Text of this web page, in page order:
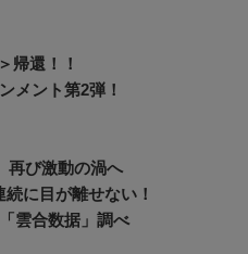
帰還！！
メント第2弾！
再び激動の渦へ
に目が離せない！
雲合数据」調べ